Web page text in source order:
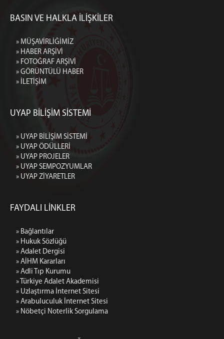
BASIN VE HALKLA İLİŞKİLER
» MÜŞAVİRLİĞİMİZ
» HABER ARŞİVİ
» FOTOĞRAF ARŞİVİ
» GÖRÜNTÜLÜ HABER
» İLETİŞİM
UYAP BİLİŞİM SİSTEMİ
» UYAP BİLİŞİM SİSTEMİ
» UYAP ÖDÜLLERİ
» UYAP PROJELER
» UYAP SEMPOZYUMLAR
» UYAP ZİYARETLER
FAYDALI LİNKLER
» Bağlantılar
» Hukuk Sözlüğü
» Adalet Dergisi
» AİHM Kararları
» Adli Tıp Kurumu
» Türkiye Adalet Akademisi
» Uzlaştırma İnternet Sitesi
» Arabuluculuk İnternet Sitesi
» Nöbetçi Noterlik Sorgulama